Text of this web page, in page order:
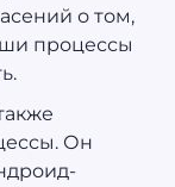
о том,
процессы
Он